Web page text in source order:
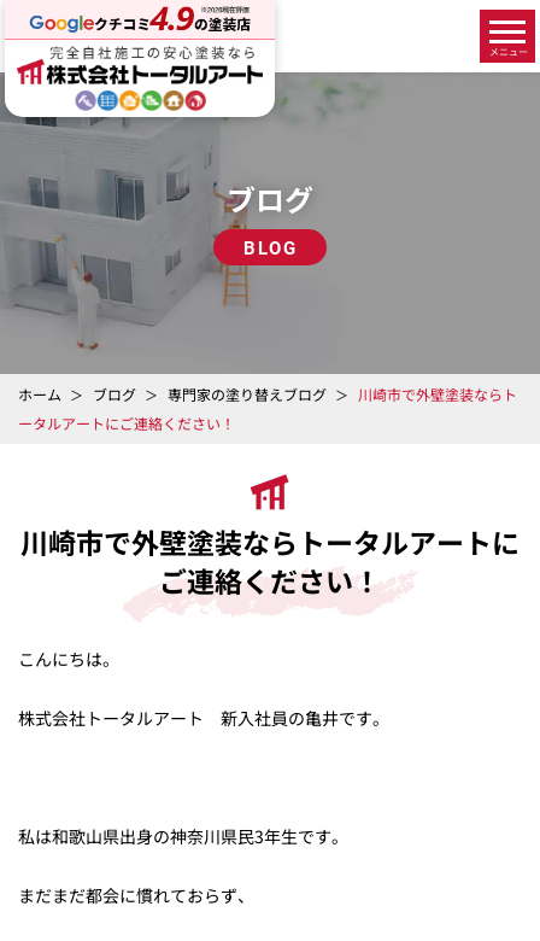
ブログ
BLOG
ホーム ブログ 専門家の塗り替えブログ
川崎市で外壁塗装ならト
ータルアートにご連絡ください！
川崎市で外壁塗装ならトータルアートに
ご連絡ください！
こんにちは。
株式会社トータルアート 新入社員の亀井です。
私は和歌山県出身の神奈川県民3年生です。
まだまだ都会に慣れておらず、